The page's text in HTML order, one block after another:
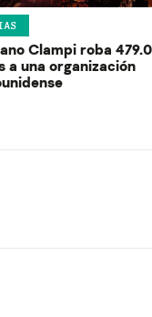
Clampi roba
a una organización